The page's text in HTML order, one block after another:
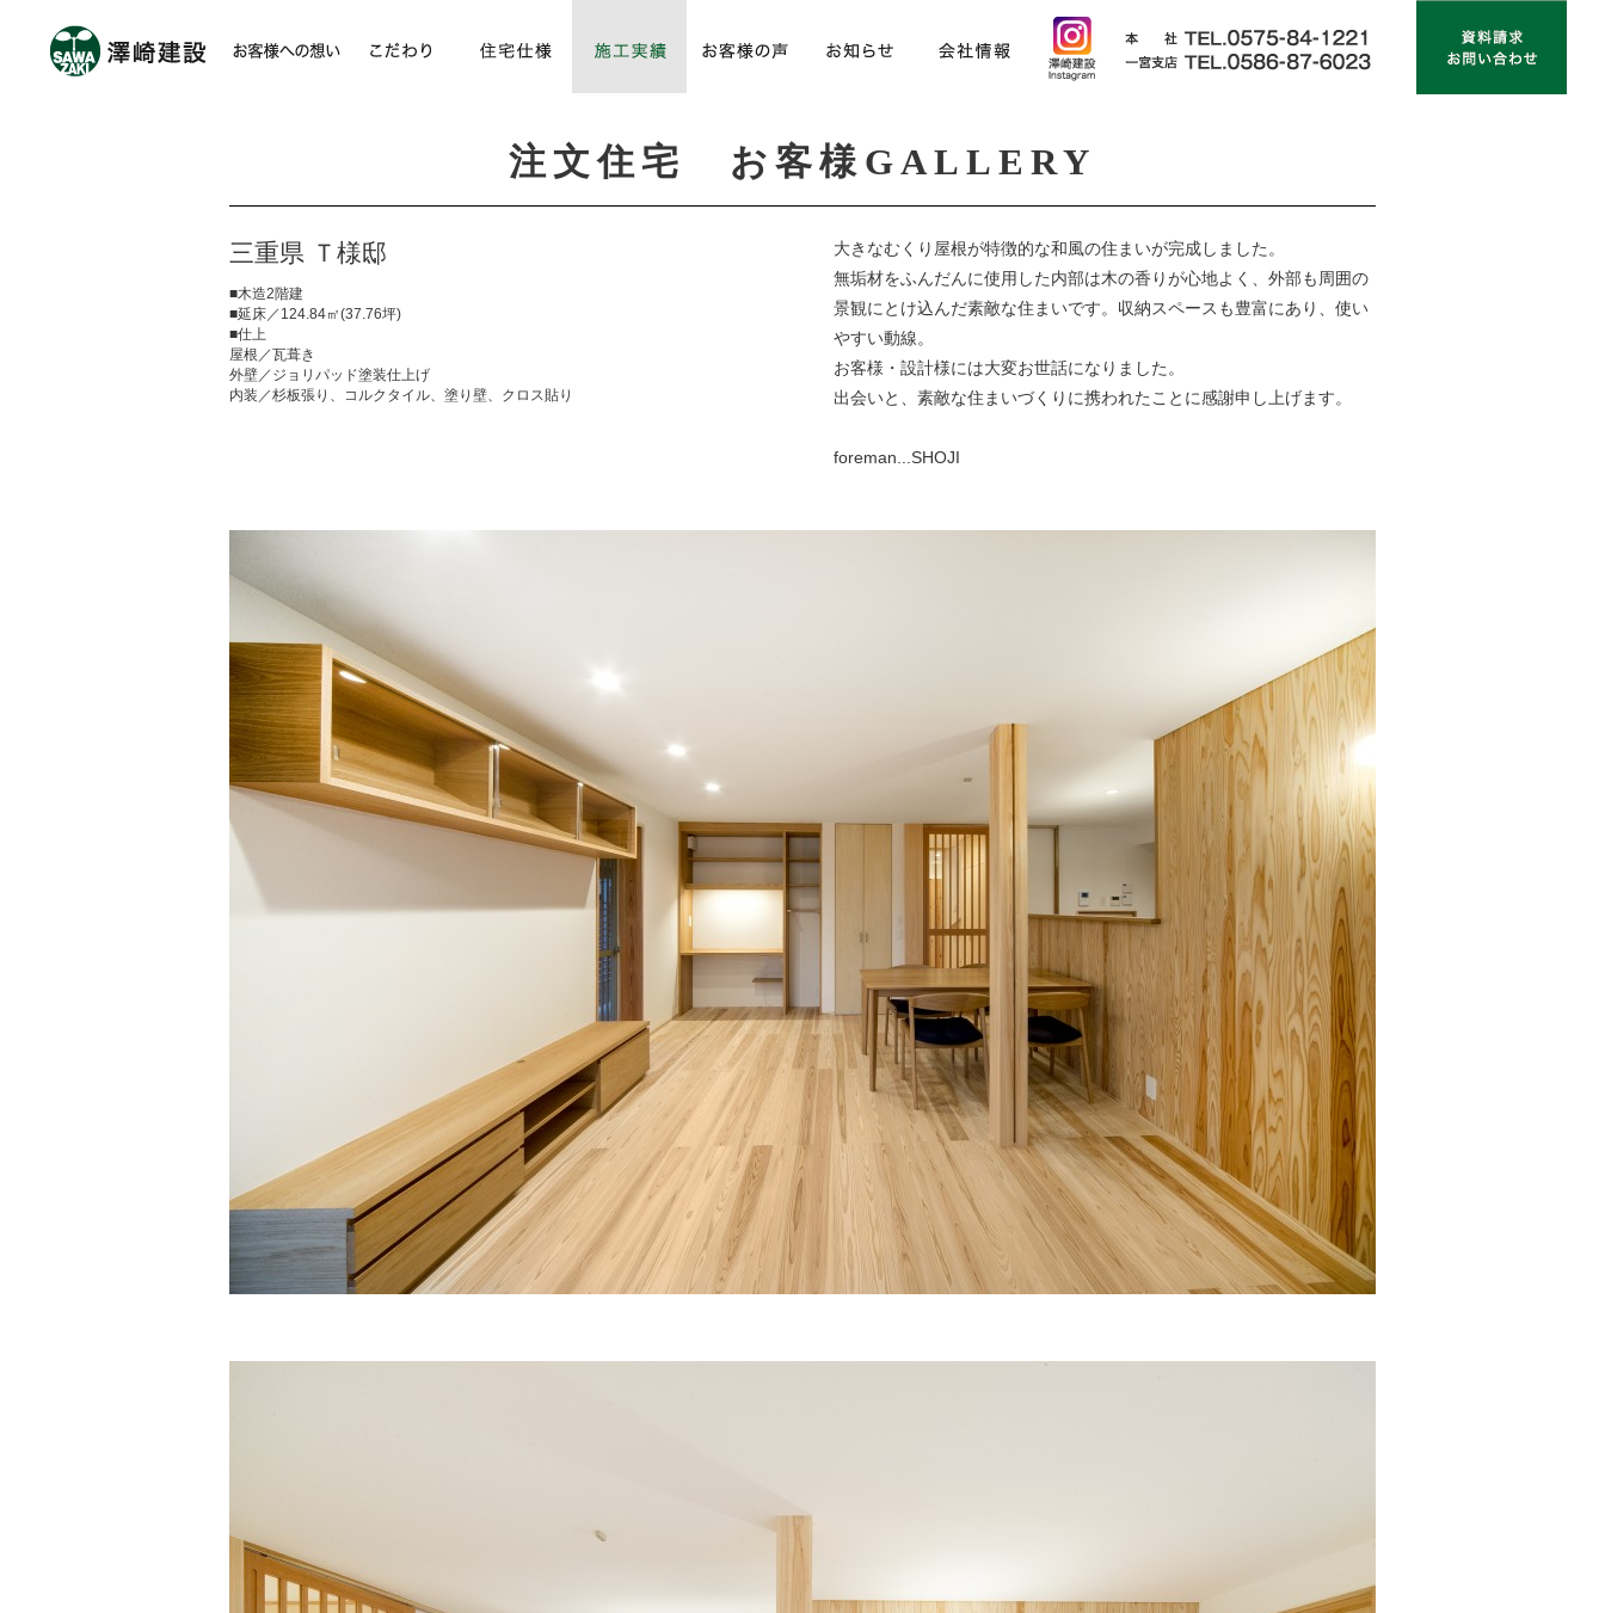
注文住宅 お客様GALLERY
三重県 Ｔ様邸
■木造2階建
■延床／124.84㎡(37.76坪)
■仕上
屋根／瓦葺き
外壁／ジョリパッド塗装仕上げ
内装／杉板張り、コルクタイル、塗り壁、クロス貼り
大きなむくり屋根が特徴的な和風の住まいが完成しました。
無垢材をふんだんに使用した内部は木の香りが心地よく、外部も周囲の
景観にとけ込んだ素敵な住まいです。収納スペースも豊富にあり、使い
やすい動線。
お客様・設計様には大変お世話になりました。
出会いと、素敵な住まいづくりに携われたことに感謝申し上げます。
foreman...SHOJI